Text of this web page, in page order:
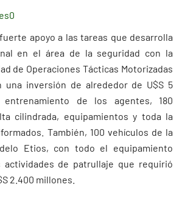
apoyo a las tareas que desarrolla
en el área de la seguridad con la
de Operaciones Tácticas Motorizadas
una inversión de alrededor de U$S 5
de los agentes, 180
cilindrada, equipamientos y toda la
También, 100 vehículos de la
Etios, con todo el equipamiento
actividades de patrullaje que requirió
2.400 millones.